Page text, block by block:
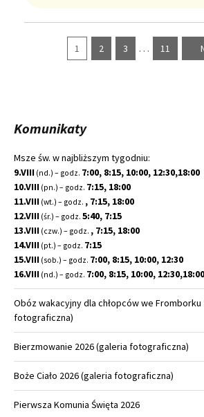
1 2 3 … 11
Komunikaty
Msze św. w najbliższym tygodniu:
9.VIII (nd.) – godz. 7:00, 8:15, 10:00, 12:30,18:00
10.VIII (pn.) – godz. 7:15, 18:00
11.VIII (wt.) – godz. , 7:15, 18:00
12.VIII (śr.) – godz. 5:40, 7:15
13.VIII (czw.) – godz. , 7:15, 18:00
14.VIII (pt.) – godz. 7:15
15.VIII (sob.) – godz. 7:00, 8:15, 10:00, 12:30
16.VIII (nd.) – godz. 7:00, 8:15, 10:00, 12:30,18:00
Obóz wakacyjny dla chłopców we Fromborku
fotograficzna)
Bierzmowanie 2026 (galeria fotograficzna)
Boże Ciało 2026 (galeria fotograficzna)
Pierwsza Komunia Święta 2026